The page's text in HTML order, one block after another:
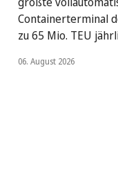
Containerterminal
zu 65 Mio. TEU
06. August 2026